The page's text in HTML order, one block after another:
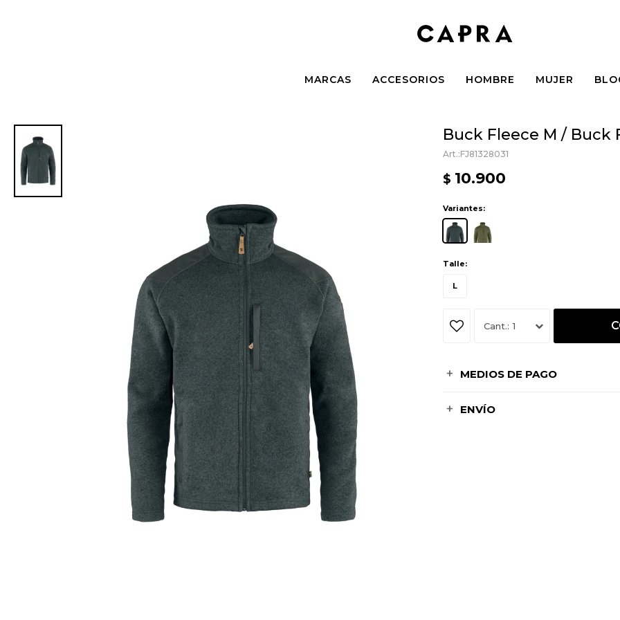
MARCAS ACCESORIOS HOMBRE MUJER
Buck Fleece M / Buck
FJ81328031
$ 10.900
Variantes:
Talle:
L
1
MEDIOS DE PAGO
ENVÍO